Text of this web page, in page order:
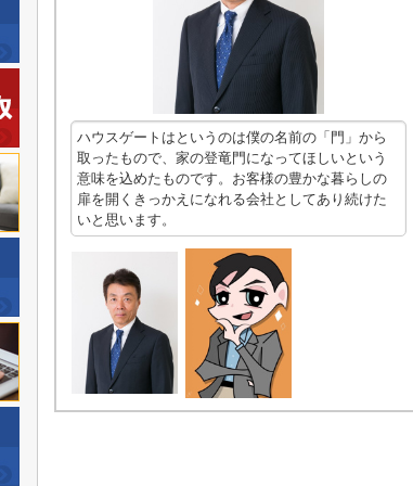
ハウスゲートはというのは僕の名前の「門」から
取ったもので、家の登竜門になってほしいという
意味を込めたものです。お客様の豊かな暮らしの
扉を開くきっかえになれる会社としてあり続けた
いと思います。